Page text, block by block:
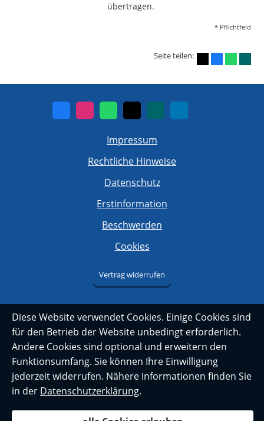
übertragen.
* Pflichtfeld
Seite teilen:
Impressum
Rechtliche Hinweise
Datenschutz
Erstinformation
Beschwerden
Cookies
Vertrag widerrufen
Diese Website verwendet Cookies. Einige Cookies sind
für den Betrieb der Website unbedingt erforderlich.
Andere Cookies sind optional und erweitern den
Funktionsumfang. Sie können Ihre Einwilligung
jederzeit widerrufen. Nähere Informationen finden Sie
in der Datenschutzerklärung.